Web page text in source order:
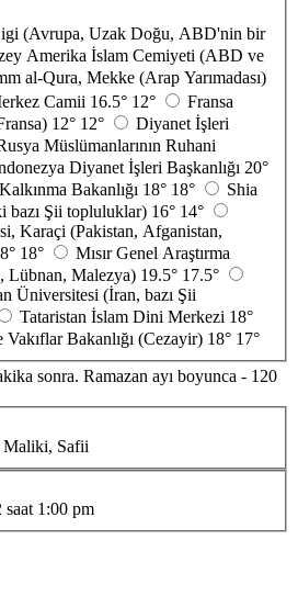
(Avrupa, Uzak Doğu, ABD'nin bir
Amerika İslam Cemiyeti (ABD ve
al-Qura, Mekke (Arap Yarımadası)
Camii 16.5° 12°
Fransa
12° 12°
Diyanet İşleri
Müslümanlarının Ruhani
Diyanet İşleri Başkanlığı 20°
Bakanlığı 18° 18°
Shia
bazı Şii topluluklar) 16° 14°
Karaçi (Pakistan, Afganistan,
18°
Mısır Genel Araştırma
Lübnan, Malezya) 19.5° 17.5°
Üniversitesi (İran, bazı Şii
Tataristan İslam Dini Merkezi 18°
Bakanlığı (Cezayir) 18° 17°
sonra. Ramazan ayı boyunca - 120
Maliki, Safii
saat 1:00 pm